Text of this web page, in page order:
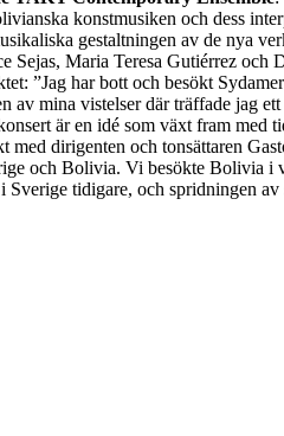
konstmusiken och dess
gestaltningen av de nya
Maria Teresa Gutiérrez och
”Jag har bott och besökt
av mina vistelser där träffade jag
är en idé som växt fram med
med dirigenten och tonsättaren
och Bolivia. Vi besökte Bolivia
tidigare, och spridningen